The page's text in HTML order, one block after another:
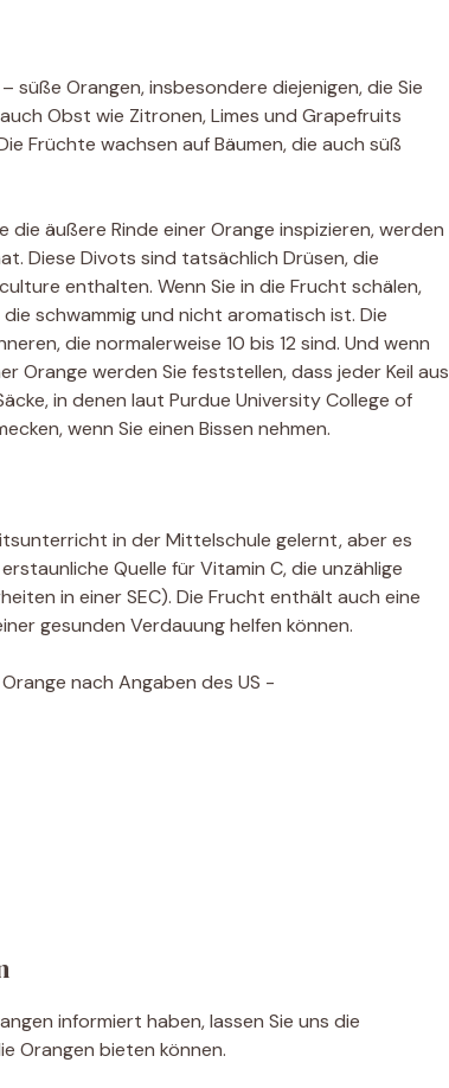
süße Orangen, insbesondere diejenigen, die Sie
auch Obst wie Zitronen, Limes und Grapefruits
Früchte wachsen auf Bäumen, die auch süß
äußere Rinde einer Orange inspizieren, werden
Diese Divots sind tatsächlich Drüsen, die
enthalten. Wenn Sie in die Frucht schälen,
schwammig und nicht aromatisch ist. Die
die normalerweise 10 bis 12 sind. Und wenn
Orange werden Sie feststellen, dass jeder Keil aus
in denen laut Purdue University College of
wenn Sie einen Bissen nehmen.
in der Mittelschule gelernt, aber es
Quelle für Vitamin C, die unzählige
in einer SEC). Die Frucht enthält auch eine
gesunden Verdauung helfen können.
nach Angaben des US -
informiert haben, lassen Sie uns die
Orangen bieten können.